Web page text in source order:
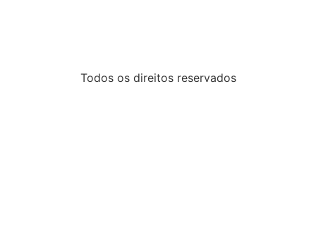
Todos os direitos reservados